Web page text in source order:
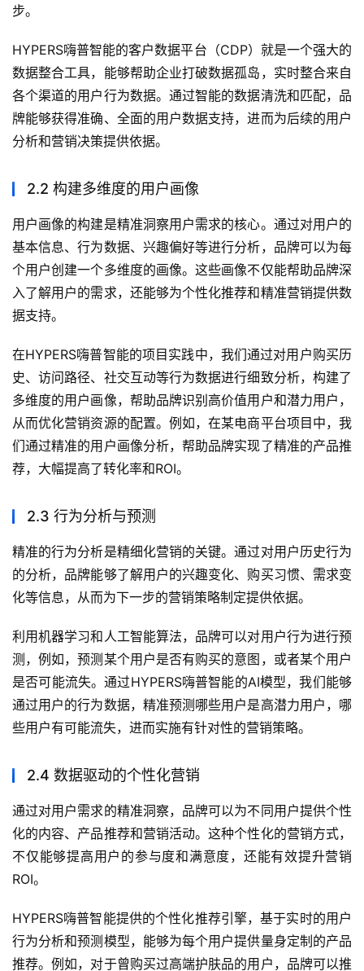
步。
HYPERS嗨普智能的客户数据平台（CDP）就是一个强大的
数据整合工具，能够帮助企业打破数据孤岛，实时整合来自
各个渠道的用户行为数据。通过智能的数据清洗和匹配，品
牌能够获得准确、全面的用户数据支持，进而为后续的用户
分析和营销决策提供依据。
2.2 构建多维度的用户画像
用户画像的构建是精准洞察用户需求的核心。通过对用户的
基本信息、行为数据、兴趣偏好等进行分析，品牌可以为每
个用户创建一个多维度的画像。这些画像不仅能帮助品牌深
入了解用户的需求，还能够为个性化推荐和精准营销提供数
据支持。
在HYPERS嗨普智能的项目实践中，我们通过对用户购买历
史、访问路径、社交互动等行为数据进行细致分析，构建了
多维度的用户画像，帮助品牌识别高价值用户和潜力用户，
从而优化营销资源的配置。例如，在某电商平台项目中，我
们通过精准的用户画像分析，帮助品牌实现了精准的产品推
荐，大幅提高了转化率和ROI。
2.3 行为分析与预测
精准的行为分析是精细化营销的关键。通过对用户历史行为
的分析，品牌能够了解用户的兴趣变化、购买习惯、需求变
化等信息，从而为下一步的营销策略制定提供依据。
利用机器学习和人工智能算法，品牌可以对用户行为进行预
测，例如，预测某个用户是否有购买的意图，或者某个用户
是否可能流失。通过HYPERS嗨普智能的AI模型，我们能够
通过用户的行为数据，精准预测哪些用户是高潜力用户，哪
些用户有可能流失，进而实施有针对性的营销策略。
2.4 数据驱动的个性化营销
通过对用户需求的精准洞察，品牌可以为不同用户提供个性
化的内容、产品推荐和营销活动。这种个性化的营销方式，
不仅能够提高用户的参与度和满意度，还能有效提升营销
ROI。
HYPERS嗨普智能提供的个性化推荐引擎，基于实时的用户
行为分析和预测模型，能够为每个用户提供量身定制的产品
推荐。例如，对于曾购买过高端护肤品的用户，品牌可以推